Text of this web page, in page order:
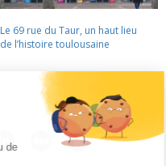
Le 69 rue du Taur, un haut lieu
de l’histoire toulousaine